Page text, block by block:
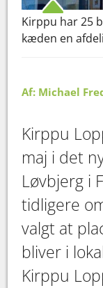
Kirppu har 25
kæden en
Af: Michael
Kirppu
maj i det
Løvbjerg i
tidligere
valgt at
bliver i
Kirppu